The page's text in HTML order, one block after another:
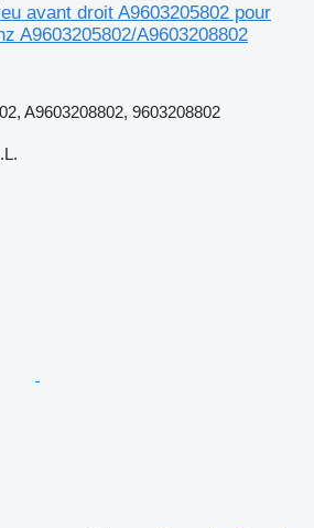
avant droit A9603205802 pour
A9603205802/A9603208802
A9603208802, 9603208802